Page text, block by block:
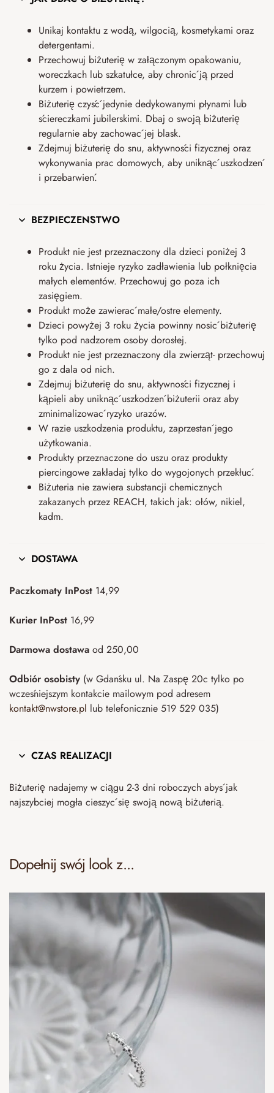
Unikaj kontaktu z wodą, wilgocią, kosmetykami oraz
detergentami.
Przechowuj biżuterię w załączonym opakowaniu,
woreczkach lub szkatułce, aby chronić ją przed
kurzem i powietrzem.
Biżuterię czyść jedynie dedykowanymi płynami lub
ściereczkami jubilerskimi. Dbaj o swoją biżuterię
regularnie aby zachować jej blask.
Zdejmuj biżuterię do snu, aktywności fizycznej oraz
wykonywania prac domowych, aby uniknąć uszkodzeń
i przebarwień.
BEZPIECZEŃSTWO
Produkt nie jest przeznaczony dla dzieci poniżej 3
roku życia. Istnieje ryzyko zadławienia lub połknięcia
małych elementów. Przechowuj go poza ich
zasięgiem.
Produkt może zawierać małe/ostre elementy.
Dzieci powyżej 3 roku życia powinny nosić biżuterię
tylko pod nadzorem osoby dorosłej.
Produkt nie jest przeznaczony dla zwierząt- przechowuj
go z dala od nich.
Zdejmuj biżuterię do snu, aktywności fizycznej i
kąpieli aby uniknąć uszkodzeń biżuterii oraz aby
zminimalizować ryzyko urazów.
W razie uszkodzenia produktu, zaprzestań jego
użytkowania.
Produkty przeznaczone do uszu oraz produkty
piercingowe zakładaj tylko do wygojonych przekłuć.
Biżuteria nie zawiera substancji chemicznych
zakazanych przez REACH, takich jak: ołów, nikiel,
kadm.
DOSTAWA
Paczkomaty InPost 14,99
Kurier InPost 16,99
Darmowa dostawa od 250,00
Odbiór osobisty (w Gdańsku ul. Na Zaspę 20c tylko po
wcześniejszym kontakcie mailowym pod adresem
kontakt@nwstore.pl lub telefonicznie 519 529 035)
CZAS REALIZACJI
Biżuterię nadajemy w ciągu 2-3 dni roboczych abyś jak
najszybciej mogła cieszyć się swoją nową biżuterią.
Dopełnij swój look z...